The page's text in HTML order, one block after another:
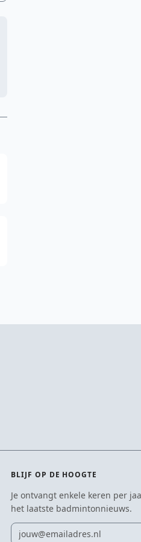
BLIJF OP DE HOOGTE
Je ontvangt enkele keren per
het laatste badmintonnieuws.
E-mailadres